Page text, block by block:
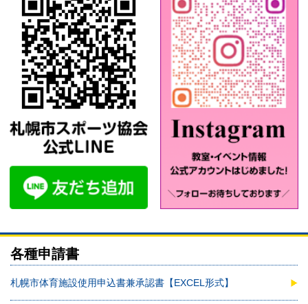
各種申請書
札幌市体育施設使用申込書兼承認書【EXCEL形式】